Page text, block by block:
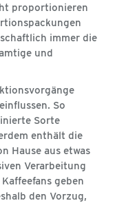
proportionieren
immer die
und
So
Sorte
enthält die
Hause aus etwas
Verarbeitung
geben
den Vorzug,